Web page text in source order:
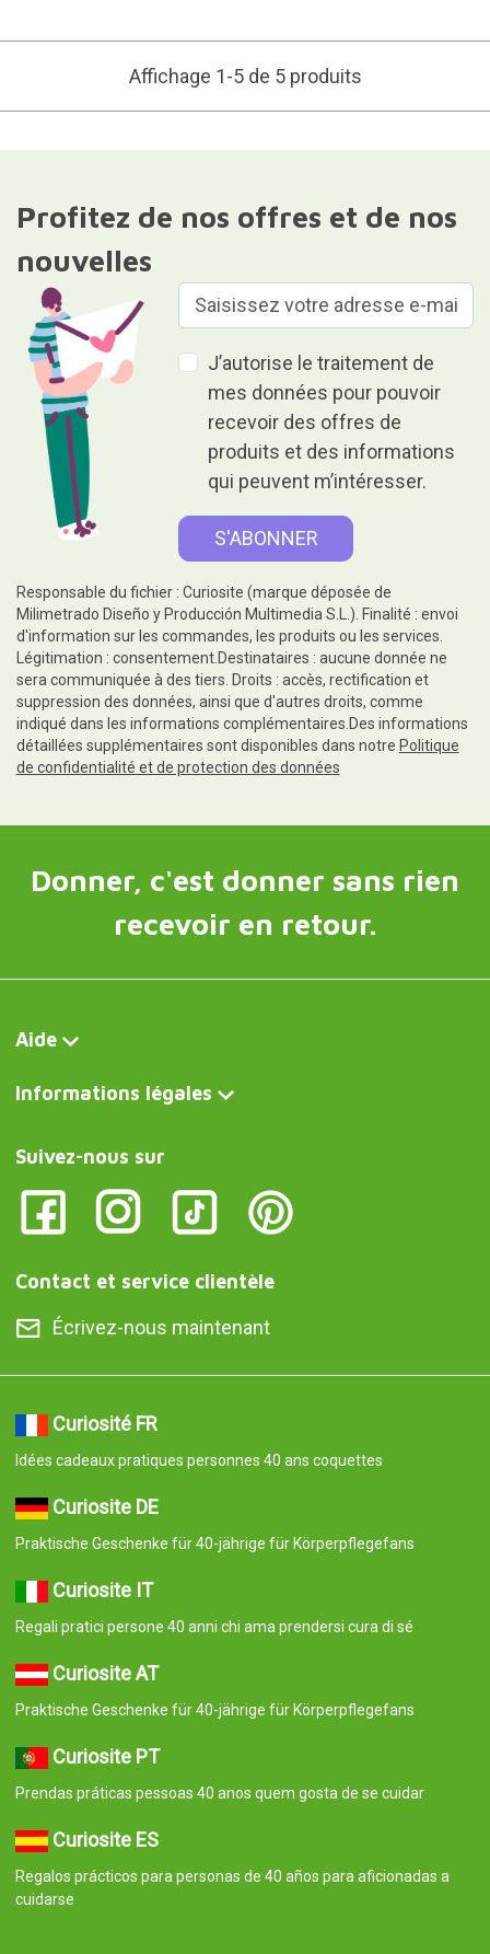
Affichage 1-5 de 5 produits
Profitez de nos offres et de nos
nouvelles
J’autorise le traitement de
mes données pour pouvoir
recevoir des offres de
produits et des informations
qui peuvent m’intéresser.
Responsable du fichier : Curiosite (marque déposée de
Milimetrado Diseño y Producción Multimedia S.L.). Finalité : envoi
d'information sur les commandes, les produits ou les services.
Légitimation : consentement.Destinataires : aucune donnée ne
sera communiquée à des tiers. Droits : accès, rectification et
suppression des données, ainsi que d'autres droits, comme
indiqué dans les informations complémentaires.Des informations
détaillées supplémentaires sont disponibles dans notre Politique
de confidentialité et de protection des données
Donner, c'est donner sans rien
recevoir en retour.
Aide
Informations légales
Suivez-nous sur
Contact et service clientèle
Écrivez-nous maintenant
Curiosité FR
Idées cadeaux pratiques personnes 40 ans coquettes
Curiosite DE
Praktische Geschenke für 40-jährige für Körperpflegefans
Curiosite IT
Regali pratici persone 40 anni chi ama prendersi cura di sé
Curiosite AT
Praktische Geschenke für 40-jährige für Körperpflegefans
Curiosite PT
Prendas práticas pessoas 40 anos quem gosta de se cuidar
Curiosite ES
Regalos prácticos para personas de 40 años para aficionadas a
cuidarse